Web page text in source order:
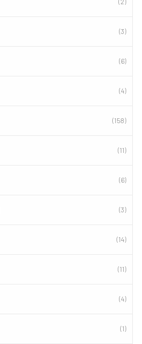
(2)
(3)
(6)
(4)
(158)
(11)
(6)
(3)
(14)
(11)
(4)
(1)